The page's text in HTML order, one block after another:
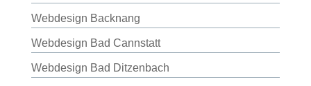
Webdesign Backnang
Webdesign Bad Cannstatt
Webdesign Bad Ditzenbach